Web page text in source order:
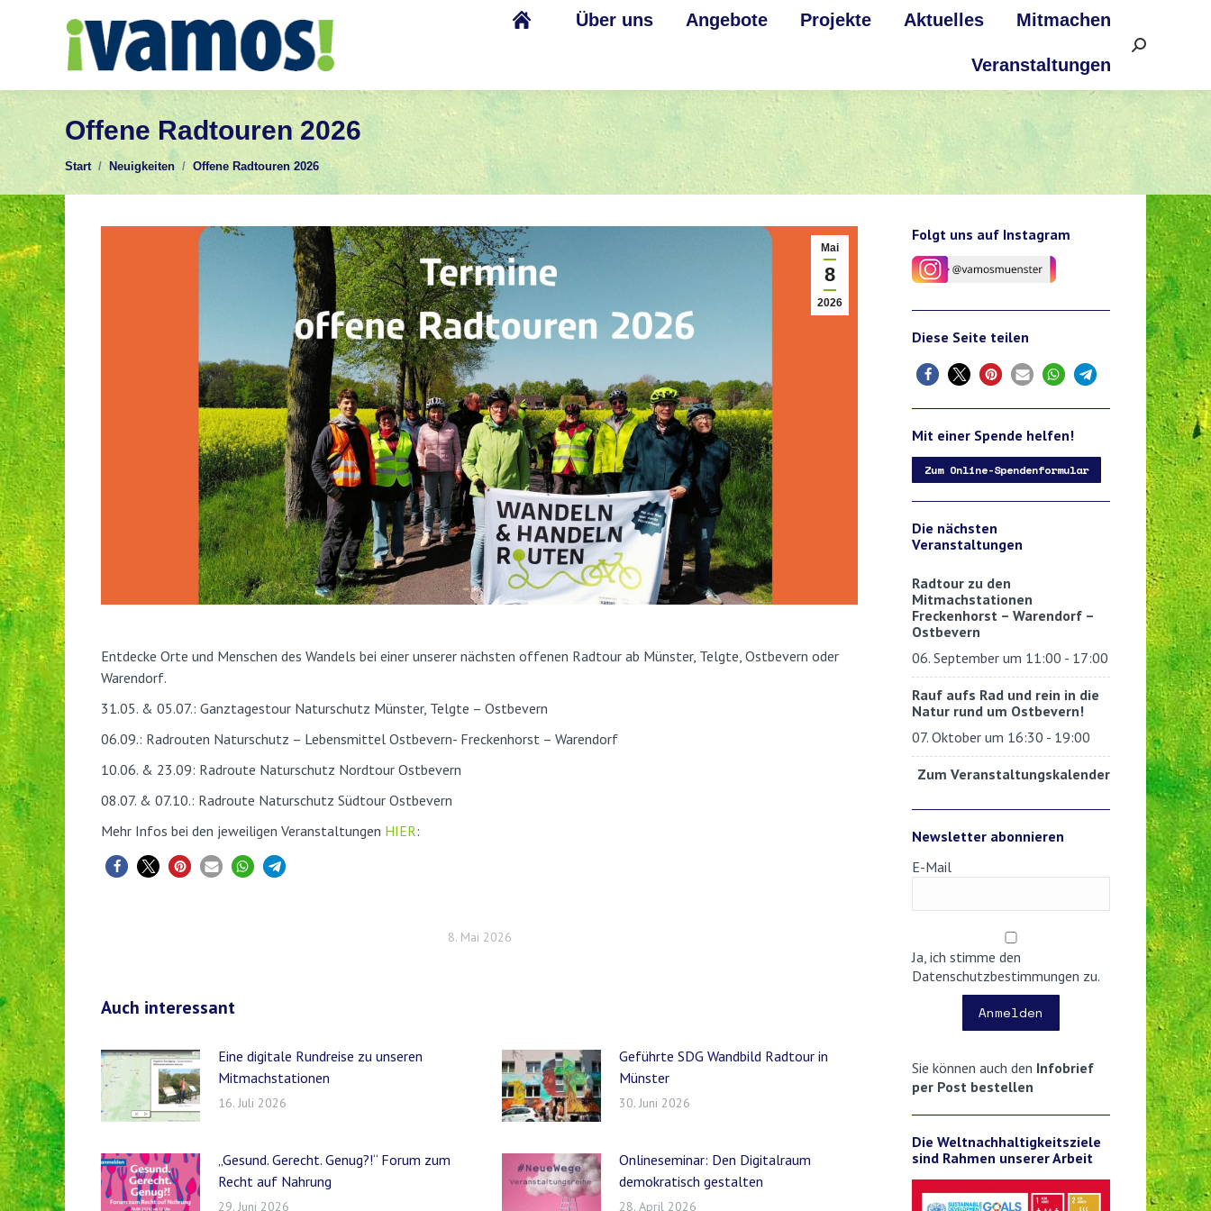
Über uns Angebote Projekte Aktuelles Mitmachen
Veranstaltungen
Search:
Offene Radtouren 2026
Sie befinden sich hier:
Start Neuigkeiten Offene Radtouren 2026
Mai
8
2026
Entdecke Orte und Menschen des Wandels bei einer unserer nächsten offenen Radtour ab Münster, Telgte, Ostbevern oder
Warendorf.
31.05. & 05.07.: Ganztagestour Naturschutz Münster, Telgte – Ostbevern
06.09.: Radrouten Naturschutz – Lebensmittel Ostbevern- Freckenhorst – Warendorf
10.06. & 23.09: Radroute Naturschutz Nordtour Ostbevern
08.07. & 07.10.: Radroute Naturschutz Südtour Ostbevern
Mehr Infos bei den jeweiligen Veranstaltungen HIER:
8. Mai 2026
Auch interessant
Eine digitale Rundreise zu unseren
Mitmachstationen
16. Juli 2026
Geführte SDG Wandbild Radtour in
Münster
30. Juni 2026
„Gesund. Gerecht. Genug?!“ Forum zum
Recht auf Nahrung
29. Juni 2026
Onlineseminar: Den Digitalraum
demokratisch gestalten
28. April 2026
Folgt uns auf Instagram
Diese Seite teilen
Mit einer Spende helfen!
Zum Online-Spendenformular
Die nächsten
Veranstaltungen
Radtour zu den
Mitmachstationen
Freckenhorst – Warendorf –
Ostbevern
06. September um 11:00 - 17:00
Rauf aufs Rad und rein in die
Natur rund um Ostbevern!
07. Oktober um 16:30 - 19:00
Zum Veranstaltungskalender
Newsletter abonnieren
E-Mail
Ja, ich stimme den
Datenschutzbestimmungen zu.
Anmelden
Sie können auch den Infobrief
per Post bestellen
Die Weltnachhaltigkeitsziele
sind Rahmen unserer Arbeit